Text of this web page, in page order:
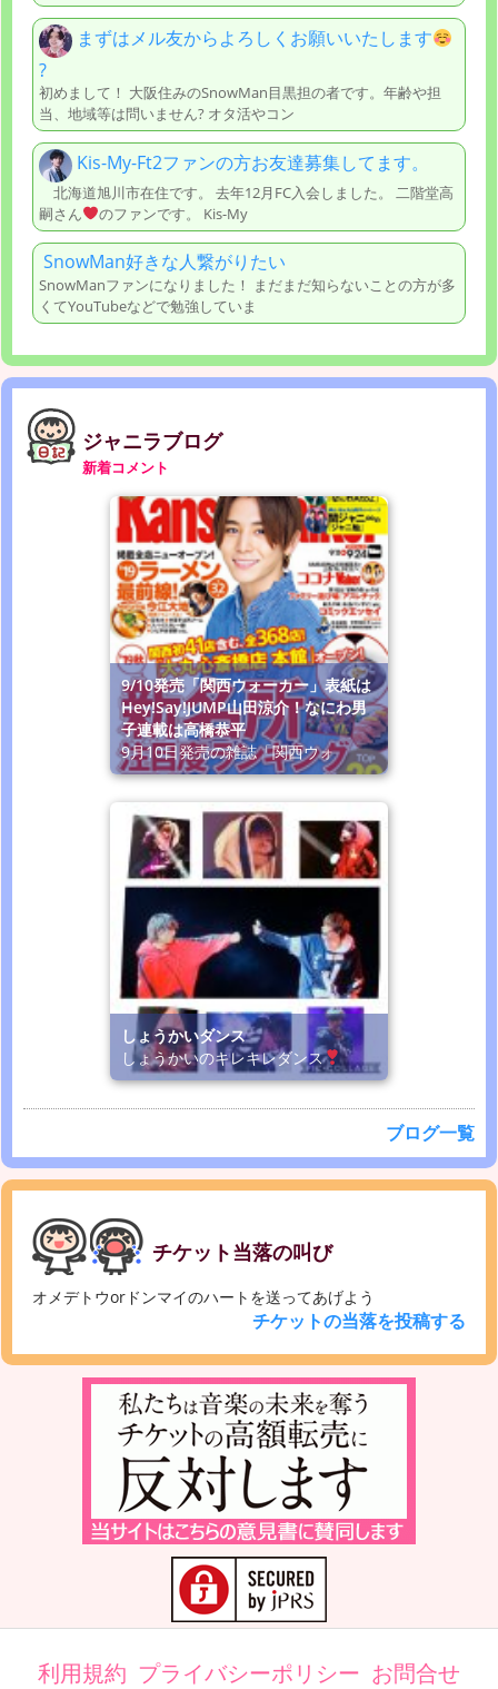
まずはメル友からよろしくお願いいたします
?
初めまして！ 大阪住みのSnowMan目黒担の者です。年齢や担
当、地域等は問いません? オタ活やコン
Kis-My-Ft2ファンの方お友達募集してます。
北海道旭川市在住です。 去年12月FC入会しました。 二階堂高
嗣さん
のファンです。 Kis-My
SnowMan好きな人繋がりたい
SnowManファンになりました！ まだまだ知らないことの方が多
くてYouTubeなどで勉強していま
ジャニラブログ
新着コメント
9/10発売「関西ウォーカー」表紙は
Hey!Say!JUMP山田涼介！なにわ男
子連載は高橋恭平
9月10日発売の雑誌「関西ウォ
しょうかいダンス
しょうかいのキレキレダンス
ブログ一覧
チケット当落の叫び
オメデトウorドンマイのハートを送ってあげよう
チケットの当落を投稿する
利用規約 プライバシーポリシー お問合せ